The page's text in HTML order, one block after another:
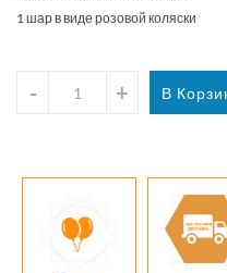
1 шар в виде розовой коляски